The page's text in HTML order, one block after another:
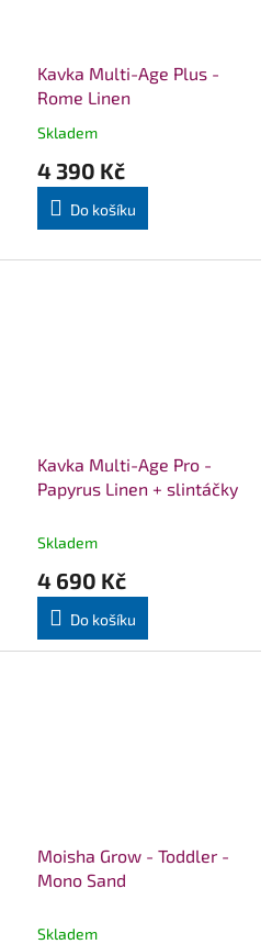
Kavka Multi-Age Plus -
Rome Linen
Průměrné
produktu
5,0
5
Skladem
4 390 Kč
Do košíku
Kavka Multi-Age Pro -
Papyrus Linen + slintáčky
Skladem
4 690 Kč
Do košíku
Moisha Grow - Toddler -
Mono Sand
Skladem